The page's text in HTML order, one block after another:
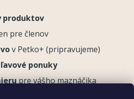
produktov
pre členov
v Petko+ (pripravujeme)
ponuky
pre vášho maznáčika